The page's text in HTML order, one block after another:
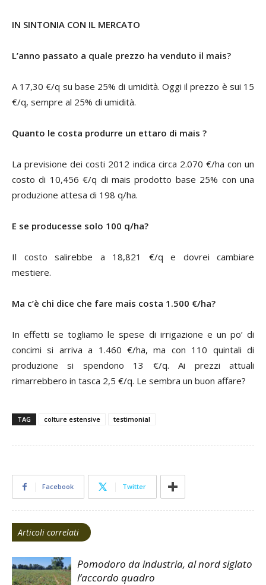
IN SINTONIA CON IL MERCATO
L’anno passato a quale prezzo ha venduto il mais?
A 17,30 €/q su base 25% di umidità. Oggi il prezzo è sui 15
€/q, sempre al 25% di umidità.
Quanto le costa produrre un ettaro di mais ?
La previsione dei costi 2012 indica circa 2.070 €/ha con un
costo di 10,456 €/q di mais prodotto base 25% con una
produzione attesa di 198 q/ha.
E se producesse solo 100 q/ha?
Il costo salirebbe a 18,821 €/q e dovrei cambiare
mestiere.
Ma c’è chi dice che fare mais costa 1.500 €/ha?
In effetti se togliamo le spese di irrigazione e un po’ di
concimi si arriva a 1.460 €/ha, ma con 110 quintali di
produzione si spendono 13 €/q. Ai prezzi attuali
rimarrebbero in tasca 2,5 €/q. Le sembra un buon affare?
TAG colture estensive testimonial
Facebook Twitter
Articoli correlati
Pomodoro da industria, al nord siglato
l’accordo quadro